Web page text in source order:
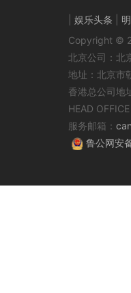
娱乐头条
Copyright ©
北京公司：北
地址：北京市
香港总公司地
HEAD
服务邮箱：
鲁公网安